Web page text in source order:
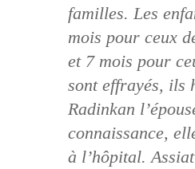
familles. Les
mois pour ceux
et 7 mois pour
sont effrayés, ils
Radinkan
connaissance,
à l’hôpital.